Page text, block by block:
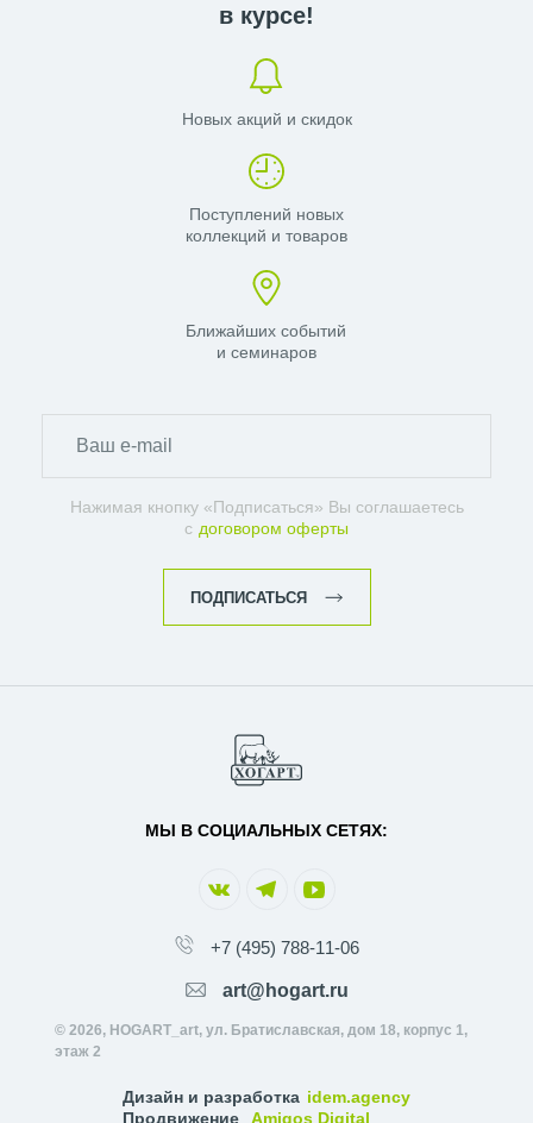
в курсе!
Новых акций и скидок
Поступлений новых
коллекций и товаров
Ближайших событий
и семинаров
Нажимая кнопку «Подписаться» Вы соглашаетесь
с договором оферты
ПОДПИСАТЬСЯ
МЫ В СОЦИАЛЬНЫХ СЕТЯХ:
+7 (495) 788-11-06
art@hogart.ru
© 2026, HOGART_art, ул. Братиславская, дом 18, корпус 1,
этаж 2
Дизайн и разработка idem.agency
Продвижение
Amigos Digital